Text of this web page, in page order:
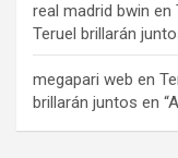
real madrid bwin en
Teruel brillarán
megapari web en
brillarán juntos en